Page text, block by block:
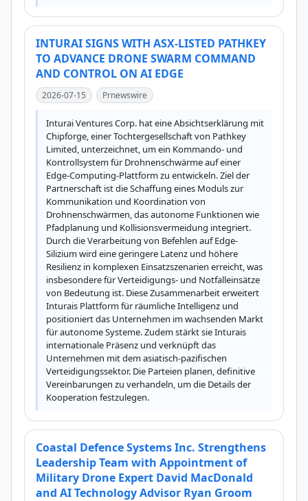
INTURAI SIGNS WITH ASX-LISTED PATHKEY
TO ADVANCE DRONE SWARM COMMAND
AND CONTROL ON AI EDGE
2026-07-15 Prnewswire
Inturai Ventures Corp. hat eine Absichtserklärung mit
Chipforge, einer Tochtergesellschaft von Pathkey
Limited, unterzeichnet, um ein Kommando- und
Kontrollsystem für Drohnenschwärme auf einer
Edge-Computing-Plattform zu entwickeln. Ziel der
Partnerschaft ist die Schaffung eines Moduls zur
Kommunikation und Koordination von
Drohnenschwärmen, das autonome Funktionen wie
Pfadplanung und Kollisionsvermeidung integriert.
Durch die Verarbeitung von Befehlen auf Edge-
Silizium wird eine geringere Latenz und höhere
Resilienz in komplexen Einsatzszenarien erreicht, was
insbesondere für Verteidigungs- und Notfalleinsätze
von Bedeutung ist. Diese Zusammenarbeit erweitert
Inturais Plattform für räumliche Intelligenz und
positioniert das Unternehmen im wachsenden Markt
für autonome Systeme. Zudem stärkt sie Inturais
internationale Präsenz und verknüpft das
Unternehmen mit dem asiatisch-pazifischen
Verteidigungssektor. Die Parteien planen, definitive
Vereinbarungen zu verhandeln, um die Details der
Kooperation festzulegen.
Coastal Defence Systems Inc. Strengthens
Leadership Team with Appointment of
Military Drone Expert David MacDonald
and AI Technology Advisor Ryan Groom